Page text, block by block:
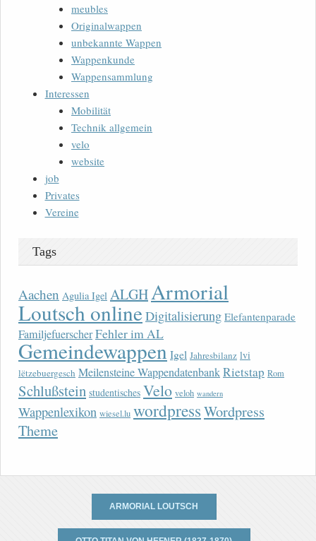
meubles
Originalwappen
unbekannte Wappen
Wappenkunde
Wappensammlung
Interessen
Mobilität
Technik allgemein
velo
website
job
Privates
Vereine
Tags
Aachen Agulia Igel ALGHArmorial
Loutsch onlineDigitalisierung Elefantenparade
FamiljefuerscherFehler im AL
Gemeindewappen Igel Jahresbilanz lvi
lëtzebuergesch Meilensteine WappendatenbankRietstap Rom
Schlußstein studentisches Velo veloh wandern
Wappenlexikon wiesel.lu wordpressWordpress
Theme
ARMORIAL LOUTSCH